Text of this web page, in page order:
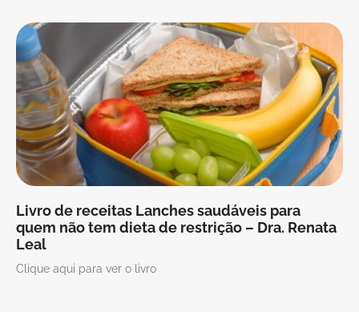
Livro de receitas Lanches saudáveis para
quem não tem dieta de restrição – Dra. Renata
Leal
Clique aqui para ver o livro